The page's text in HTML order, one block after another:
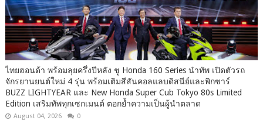
ไทยฮอนด้า พร้อมลุยครึ่งปีหลัง ชู Honda 160 Series นำทัพ เปิดตัวรถ
จักรยานยนต์ใหม่ 4 รุ่น พร้อมเติมสีสันคอลแลบดิสนีย์และพิกซาร์
BUZZ LIGHTYEAR และ New Honda Super Cub Tokyo 80s Limited
Edition เสริมทัพทุกเซกเมนต์ ตอกย้ำความเป็นผู้นำตลาด
August 04, 2026 0